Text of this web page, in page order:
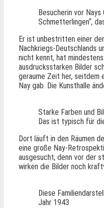
Besucherin vor Nays
Schmetterlingen“,
Er ist unbestritten einer
Nachkriegs-Deutschlands
nicht kennt, hat
ausdrucksstarken Bilder
geraume Zeit her, seitdem
Nay gab. Die Kunsthalle
Starke Farben und
Das ist typisch für
Dort läuft in den Räumen
eine große Nay-
ausgesucht, denn vor der
wirken die Bilder noch
Diese
Jahr 1943